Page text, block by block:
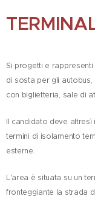
Si progetti e
di sosta per gli
con biglietteria, sale di
Il candidato deve
termini di isolamento
esterne.
L'area è situata su un
fronteggiante la strada